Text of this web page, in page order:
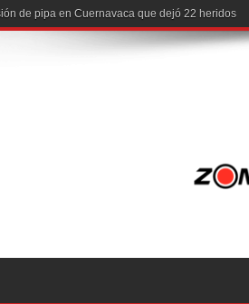
de pipa en Cuernavaca que dejó 22 heridos